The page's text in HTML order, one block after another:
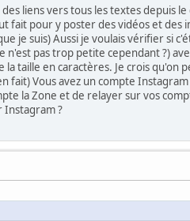
liens vers tous les textes depuis
pour y poster des vidéos et des
je suis) Aussi je voulais vérifier si
pas trop petite cependant ?)
taille en caractères. Je crois qu'on
Vous avez un compte
la Zone et de relayer sur vos
Instagram ?